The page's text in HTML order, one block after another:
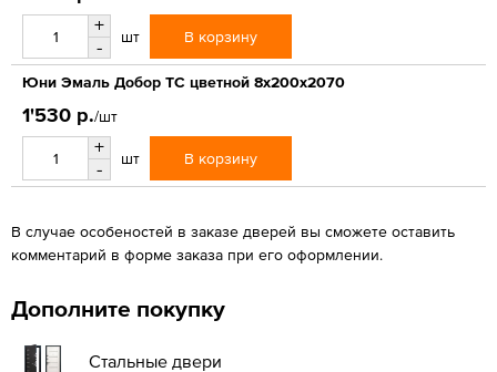
+
-
шт В корзину
Юни Эмаль Добор ТС цветной 8x200x2070
1'530 р./шт
+
-
шт В корзину
В случае особеностей в заказе дверей вы сможете оставить
комментарий в форме заказа при его оформлении.
Дополните покупку
Стальные двери